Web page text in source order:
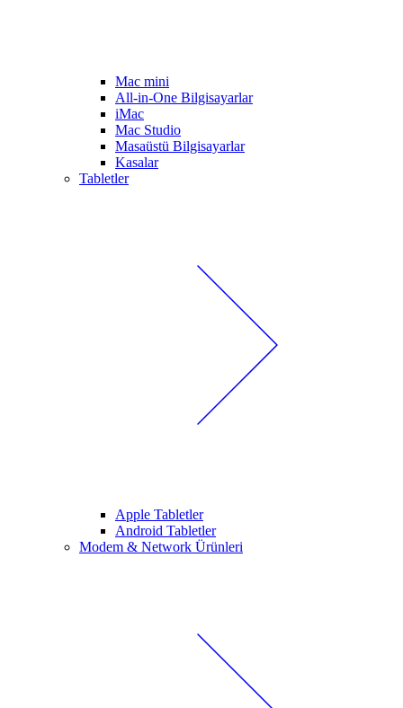
Mac mini
All-in-One Bilgisayarlar
iMac
Mac Studio
Masaüstü Bilgisayarlar
Kasalar
Tabletler
Apple Tabletler
Android Tabletler
Modem & Network Ürünleri